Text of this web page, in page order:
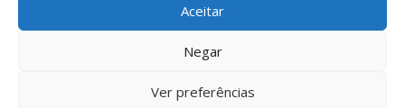
Aceitar
Negar
Ver preferências
Portal EldoGomes.com.br | Entre os Blogs mais lidos de Brasília/DF. |
Quem é “Eldo Gomes”
Política de privacidade